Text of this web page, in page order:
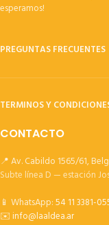
esperamos!
PREGUNTAS FRECUENTES
TERMINOS Y
CONTACTO
📍 Av. Cabildo 1565/61,
Subte línea D — estación
📱 WhatsApp:54 11 3381-
✉️info@laaldea.ar